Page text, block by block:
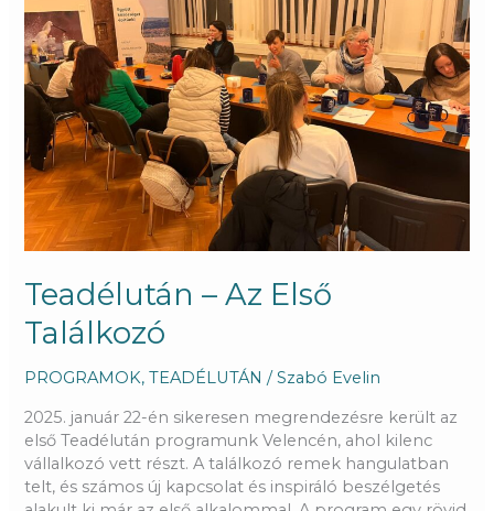
Teadélután – Az Első
Találkozó
PROGRAMOK,TEADÉLUTÁN /Szabó Evelin
2025. január 22-én sikeresen megrendezésre került az
első Teadélután programunk Velencén, ahol kilenc
vállalkozó vett részt. A találkozó remek hangulatban
telt, és számos új kapcsolat és inspiráló beszélgetés
Találkozó